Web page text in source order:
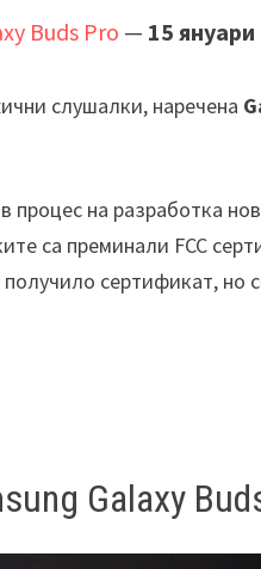
Buds Pro — 15 януари
слушалки, наречена
процес на разработка
са преминали FCC
сертификат,
Galaxy